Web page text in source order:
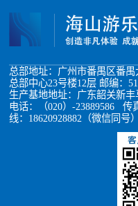
总部地址：广州市番禺区番
总部中心23号楼12层 邮编：
生产基地地址：广东韶关新丰
电话：（020）-23889586 传
线：18620928882（微信同